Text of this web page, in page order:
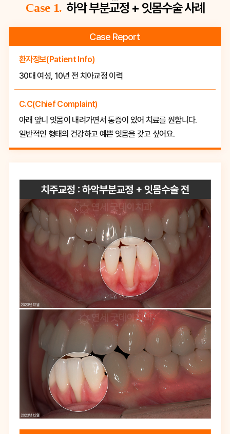
Case 1.하악 부분교정 + 잇몸수술 사례
Case Report
환자정보(Patient Info)
30대 여성, 10년 전 치아교정 이력
C.C(Chief Complaint)
아래 앞니 잇몸이 내려가면서 통증이 있어 치료를 원합니다.
일반적인 형태의 건강하고 예쁜 잇몸을 갖고 싶어요.